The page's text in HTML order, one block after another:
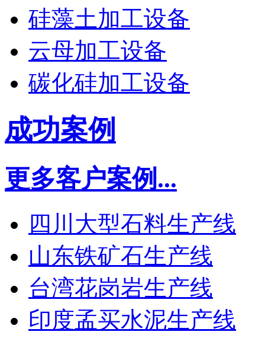
硅藻土加工设备
云母加工设备
碳化硅加工设备
成功案例
更多客户案例...
四川大型石料生产线
山东铁矿石生产线
台湾花岗岩生产线
印度孟买水泥生产线